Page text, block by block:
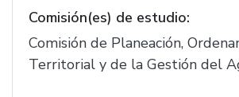
Comisión(es) de estudio:
Comisión de Planeación,
Territorial y de la Gestión del